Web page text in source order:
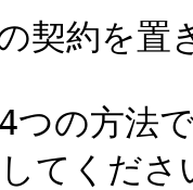
契約を置
つの方法
てくださ